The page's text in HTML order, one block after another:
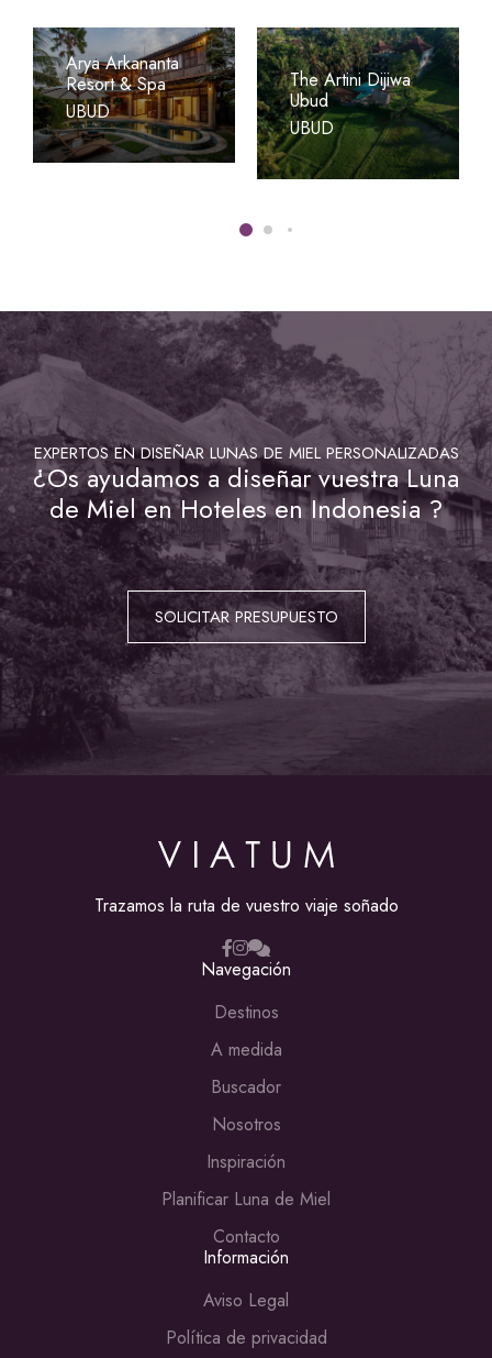
Arya Arkananta
Resort & Spa
UBUD
The Artini Dijiwa
Ubud
UBUD
EXPERTOS EN DISEÑAR LUNAS DE MIEL PERSONALIZADAS
¿Os ayudamos a diseñar vuestra Luna
de Miel en Hoteles en Indonesia ?
SOLICITAR PRESUPUESTO
Trazamos la ruta de vuestro viaje soñado
Navegación
Destinos
A medida
Buscador
Nosotros
Inspiración
Planificar Luna de Miel
Contacto
Información
Aviso Legal
Política de privacidad